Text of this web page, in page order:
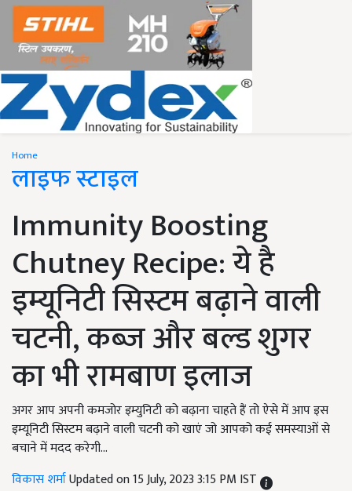
Home
लाइफ स्टाइल
Immunity Boosting
Chutney Recipe: ये है
इम्यूनिटी सिस्टम बढ़ाने वाली
चटनी, कब्ज और बल्ड शुगर
का भी रामबाण इलाज
अगर आप अपनी कमजोर इम्युनिटी को बढ़ाना चाहते हैं तो ऐसे में आप इस
इम्यूनिटी सिस्टम बढ़ाने वाली चटनी को खाएं जो आपको कई समस्याओं से
बचाने में मदद करेगी...
विकास शर्माUpdated on 15 July, 2023 3:15 PM IST